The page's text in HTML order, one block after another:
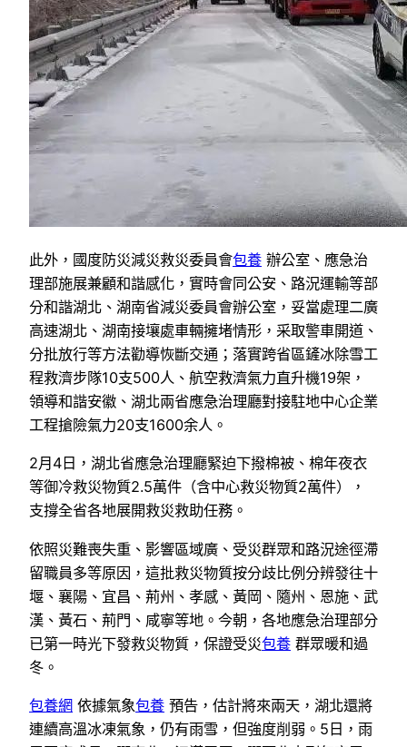
此外，國度防災減災救災委員會包養 辦公室、應急治
理部施展兼顧和諧感化，實時會同公安、路況運輸等部
分和諧湖北、湖南省減災委員會辦公室，妥當處理二廣
高速湖北、湖南接壤處車輛擁堵情形，采取警車開道、
分批放行等方法勸導恢斷交通；落實跨省區鏟冰除雪工
程救濟步隊10支500人、航空救濟氣力直升機19架，
領導和諧安徽、湖北兩省應急治理廳對接駐地中心企業
工程搶險氣力20支1600余人。
2月4日，湖北省應急治理廳緊迫下撥棉被、棉年夜衣
等御冷救災物質2.5萬件（含中心救災物質2萬件），
支撐全省各地展開救災救助任務。
依照災難喪失重、影響區域廣、受災群眾和路況途徑滯
留職員多等原因，這批救災物質按分歧比例分辨發往十
堰、襄陽、宜昌、荊州、孝感、黃岡、隨州、恩施、武
漢、黃石、荊門、咸寧等地。今朝，各地應急治理部分
已第一時光下發救災物質，保證受災包養 群眾暖和過
冬。
包養網 依據氣象包養 預告，估計將來兩天，湖北還將
連續高溫冰凍氣象，仍有雨雪，但強度削弱。5日，雨